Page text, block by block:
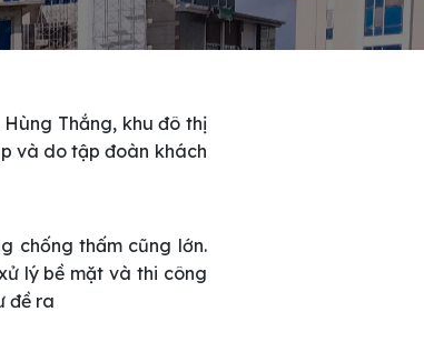
Thắng, khu đô thị
và do tập đoàn khách
chống thấm cũng lớn.
lý bề mặt và thi công
đề ra